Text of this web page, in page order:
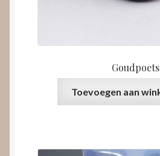
Goudpoets
Toevoegen aan